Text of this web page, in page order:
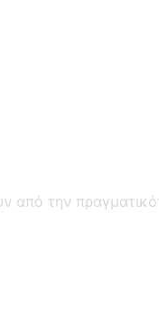
από την